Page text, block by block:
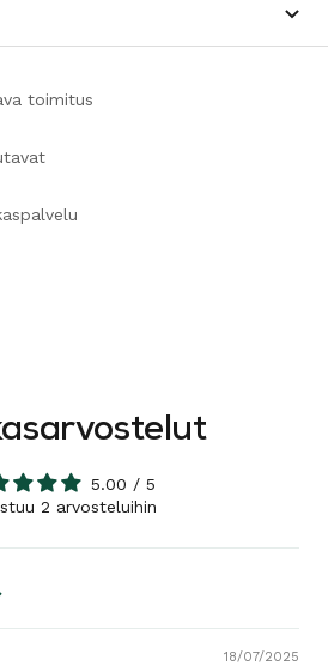
toimitus
5.00 / 5
2 arvosteluihin
18/07/2025